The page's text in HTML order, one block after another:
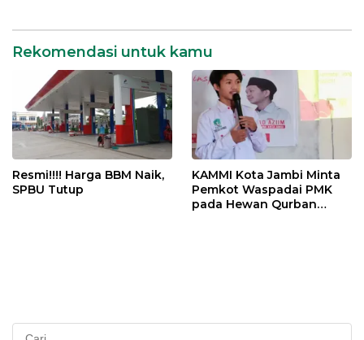
Rekomendasi untuk kamu
Resmi!!!! Harga BBM Naik,
SPBU Tutup
KAMMI Kota Jambi Minta
Pemkot Waspadai PMK
pada Hewan Qurban
Cari